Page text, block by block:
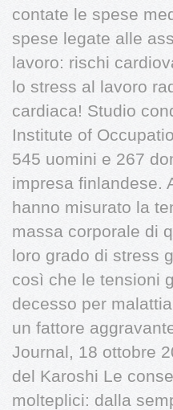
contate le spese
spese legate alle
lavoro: rischi
lo stress al lavoro
cardiaca! Studio
Institute of
545 uomini e 267
impresa finlandese.
hanno misurato la
massa corporale di
loro grado di stress
così che le tensioni
decesso per
un fattore
Journal, 18 ottobre
del Karoshi Le
molteplici: dalla